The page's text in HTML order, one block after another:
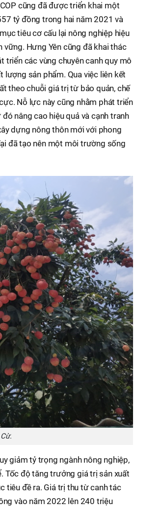
cũng đã được triển khai một
tỷ đồng trong hai năm 2021 và
tiêu cơ cấu lại nông nghiệp hiệu
Hưng Yên cũng đã khai thác
triển các vùng chuyên canh quy mô
lượng sản phẩm. Qua việc liên kết
theo chuỗi giá trị từ bảo quản, chế
Nỗ lực này cũng nhằm phát triển
nâng cao hiệu quả và cạnh tranh
dựng nông thôn mới với phong
đã tạo nên một môi trường sống
giảm tỷ trọng ngành nông nghiệp,
Tốc độ tăng trưởng giá trị sản xuất
tiêu đề ra. Giá trị thu từ canh tác
vào năm 2022 lên 240 triệu